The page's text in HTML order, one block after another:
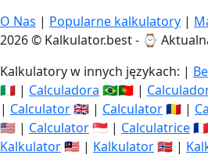
O Nas | Popularne kalkulatory |
2026 © Kalkulator.best - ⌚
Kalkulatory w innych językach: |
🇮🇹 | Calculadora 🇧🇷🇵🇹 |
| Calculator🇬🇧 | Calculator🇷🇴 |
🇺🇸 | Calculator🇸🇬 | Calculatrice
Kalkulator🇲🇾 | Kalkulator🇳🇴 |